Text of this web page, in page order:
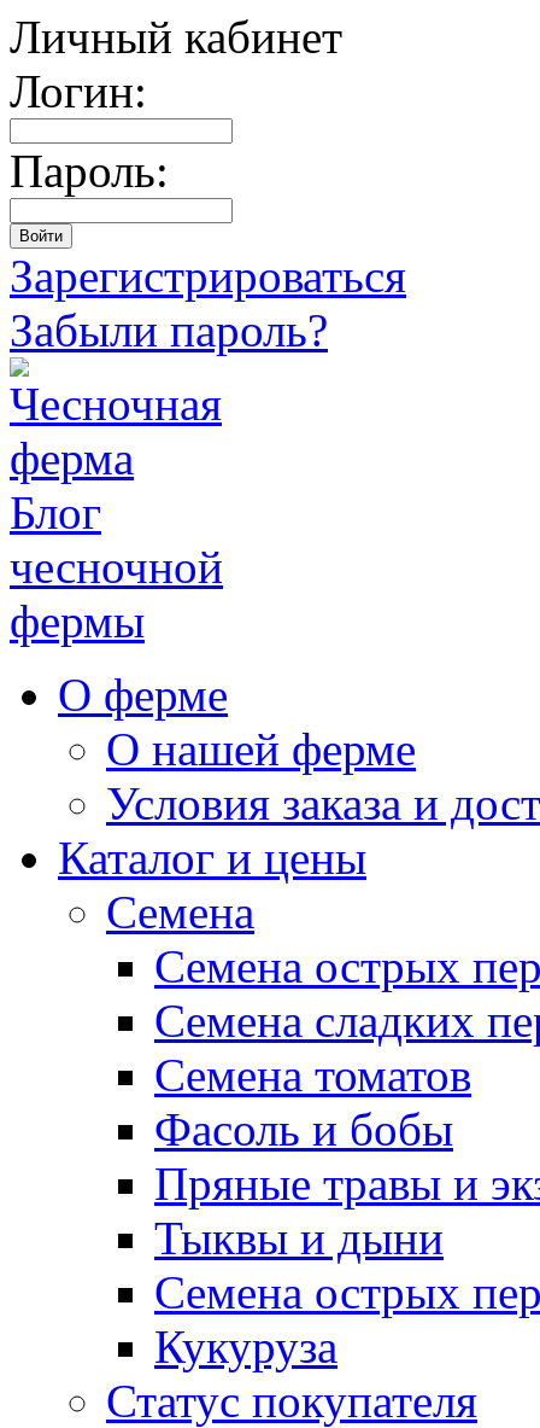
Личный кабинет
Логин:
Пароль:
Зарегистрироваться
Забыли пароль?
Блог
чесночной
фермы
О ферме
О нашей ферме
Условия заказа и
Каталог и цены
Семена
Семена острых
Семена сладких
Семена томатов
Фасоль и бобы
Пряные травы и
Тыквы и дыни
Семена острых
Кукуруза
Статус покупателя